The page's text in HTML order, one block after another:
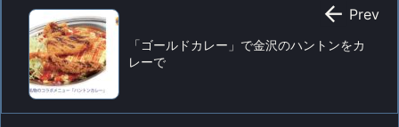
「ゴールドカレー」で金沢のハントンをカ
レーで
 Prev